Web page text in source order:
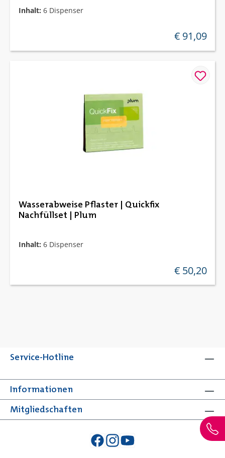
Inhalt: 6 Dispenser
regulärer
€ 91,09
Wasserabweise Pflaster | Quickfix
Nachfüllset | Plum
Inhalt: 6 Dispenser
regulärer
€ 50,20
Service-Hotline
Mitgliedschaften
Informationen